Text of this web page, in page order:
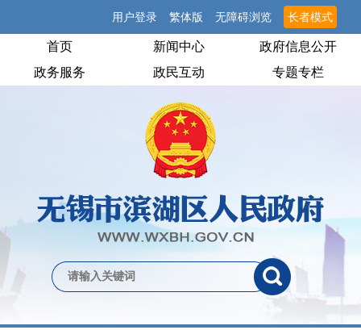
用户登录 繁体版 无障碍浏览 长者模式
首页 新闻中心
政府信息公开
政务服务
政民互动 专题专栏